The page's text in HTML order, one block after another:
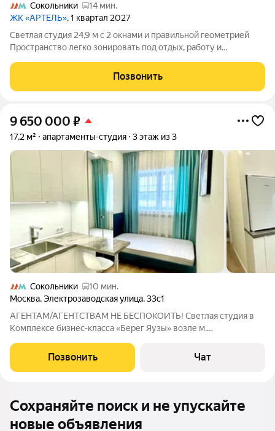
Сокольники
14 мин.
ЖК «АРТЕЛЬ», 1 квартал 2027
Светлая студия 24,9 м с 2 окнами и правильной геометрией
Пространство легко зонировать под отдых, работу и
сохранить жилую зону свободной 2 окна, одно из которых
увеличенное, добавляют больше
Позвонить
9 650 000 ₽
17,2 м² апартаменты-студия 3 этаж из 3
Сокольники
10 мин.
Москва,Электрозаводская улица,33с1
АГЕНТАМ/АГЕНТСТВАМ НЕ БЕСПОКОИТЬ! Светлая студия в
Комплексе бизнес-класса «Берег Яузы» возле м.
укомплектована мебелью и техникой. Комплекс расположен
на берегу реки Яузы в развитом районе, в
Позвонить Чат
Сохраняйте поиск и не упускайте
новые объявления